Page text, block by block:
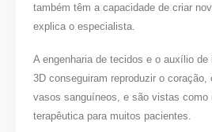
também têm a capacidade de criar
explica o especialista.
A engenharia de tecidos e o auxílio de
3D conseguiram reproduzir o
vasos sanguíneos, e são vistas como
terapêutica para muitos pacientes.